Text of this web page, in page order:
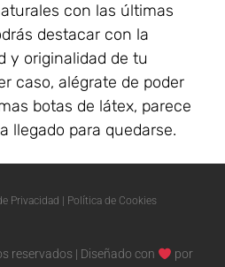
con las últimas
destacar con la
y originalidad de tu
caso, alégrate de poder
botas de látex, parece
llegado para quedarse.
Privacidad Política de Cookies
reservados | Diseñado con por